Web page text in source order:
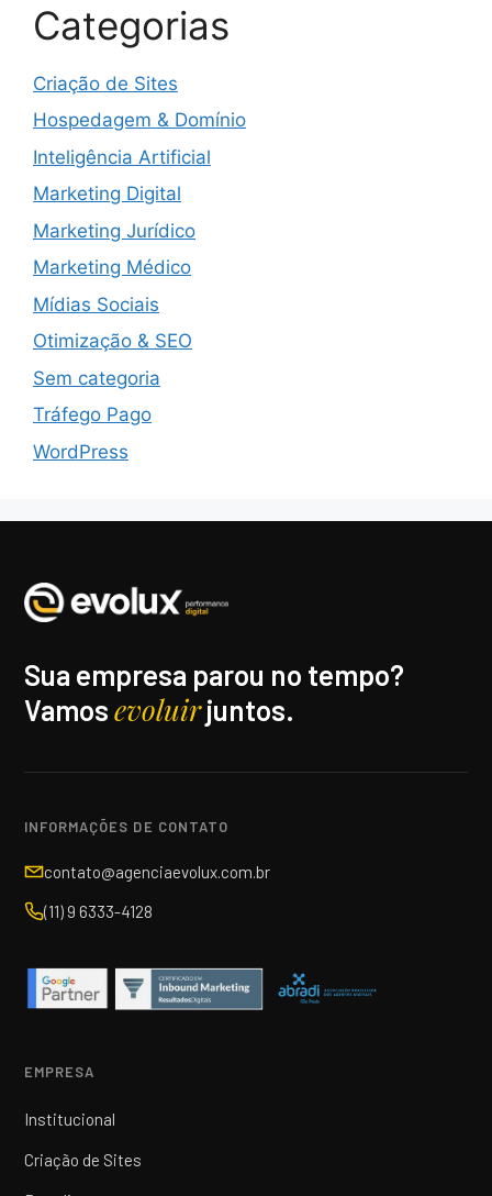
Categorias
Criação de Sites
Hospedagem & Domínio
Inteligência Artificial
Marketing Digital
Marketing Jurídico
Marketing Médico
Mídias Sociais
Otimização & SEO
Sem categoria
Tráfego Pago
WordPress
Sua empresa parou no tempo?
Vamosevoluirjuntos.
INFORMAÇÕES DE CONTATO
contato@agenciaevolux.com.br
(11) 9 6333-4128
EMPRESA
Institucional
Criação de Sites